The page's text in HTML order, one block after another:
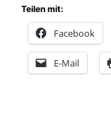
Teilen mit:
Facebook
E-Mail